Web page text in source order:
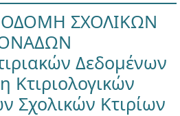
ΣΧΟΛΙΚΩΝ
Δεδομένων
Κτιριολογικών
Σχολικών Κτιρίων